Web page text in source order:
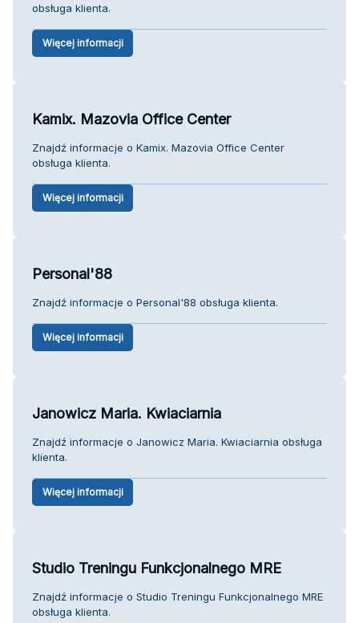
obsługa klienta.
Więcej informacji
Kamix. Mazovia Office Center
Znajdź informacje o Kamix. Mazovia Office Center
obsługa klienta.
Więcej informacji
Personal'88
Znajdź informacje o Personal'88 obsługa klienta.
Więcej informacji
Janowicz Maria. Kwiaciarnia
Znajdź informacje o Janowicz Maria. Kwiaciarnia obsługa
klienta.
Więcej informacji
Studio Treningu Funkcjonalnego MRE
Znajdź informacje o Studio Treningu Funkcjonalnego MRE
obsługa klienta.